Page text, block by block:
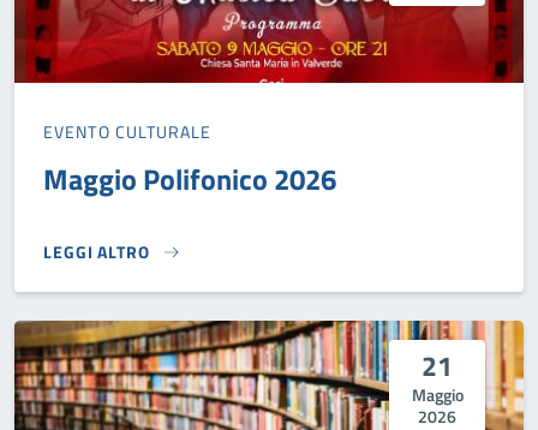
EVENTO CULTURALE
Maggio Polifonico 2026
LEGGI ALTRO
MAGGIO POLIFONICO 2026}
21
Maggio
2026